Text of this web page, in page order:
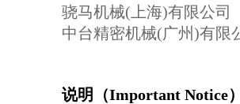
骁马机械(上海)有限公司
中台精密机械(广州)有限
说明（Important Notice